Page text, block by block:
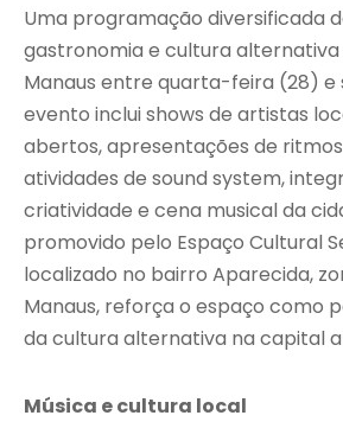
Uma programação diversificada
gastronomia e cultura
Manaus entre quarta-feira (28) e
evento inclui shows de artistas
abertos, apresentações de
atividades de sound system,
criatividade e cena musical da
promovido pelo Espaço Cultural
localizado no bairro Aparecida,
Manaus, reforça o espaço como
da cultura alternativa na capital
Música e cultura local